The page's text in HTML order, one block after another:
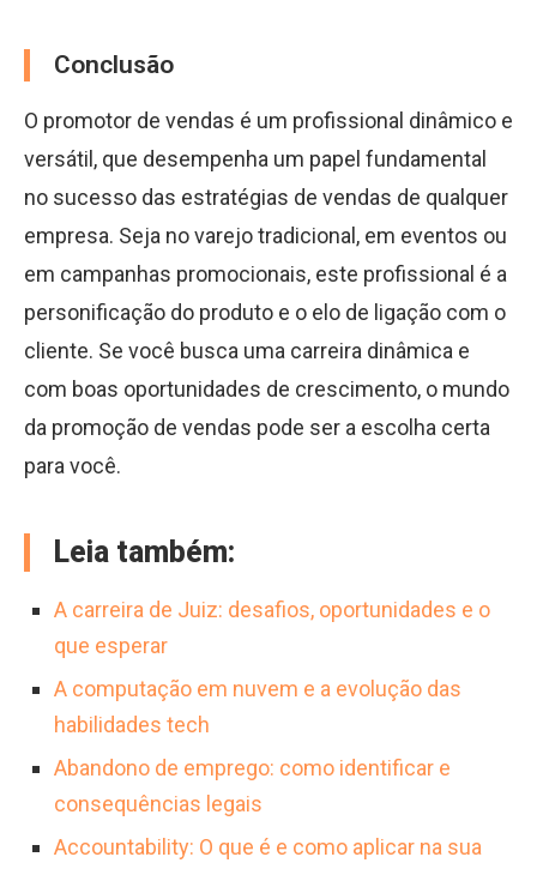
Conclusão
O promotor de vendas é um profissional dinâmico e
versátil, que desempenha um papel fundamental
no sucesso das estratégias de vendas de qualquer
empresa. Seja no varejo tradicional, em eventos ou
em campanhas promocionais, este profissional é a
personificação do produto e o elo de ligação com o
cliente. Se você busca uma carreira dinâmica e
com boas oportunidades de crescimento, o mundo
da promoção de vendas pode ser a escolha certa
para você.
Leia também:
A carreira de Juiz: desafios, oportunidades e o
que esperar
A computação em nuvem e a evolução das
habilidades tech
Abandono de emprego: como identificar e
consequências legais
Accountability: O que é e como aplicar na sua